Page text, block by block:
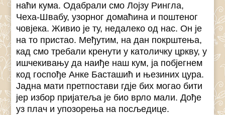
наћи кума. Одабрали смо Лојзу Рингла,
Чеха-Швабу, узорног домаћина и поштеног
човјека. Живио је ту, недалеко од нас. Он је
на то пристао. Међутим, на дан покрштења,
кад смо требали кренути у католичку цркву, у
ишчекивању да наиђе наш кум, ја побјегнем
код госпође Анке Басташић и њезиних цура.
Јадна мати претпостави гдје бих могао бити
јер избор пријатеља је био врло мали. Дође
уз плач и упозорења на посљедице.